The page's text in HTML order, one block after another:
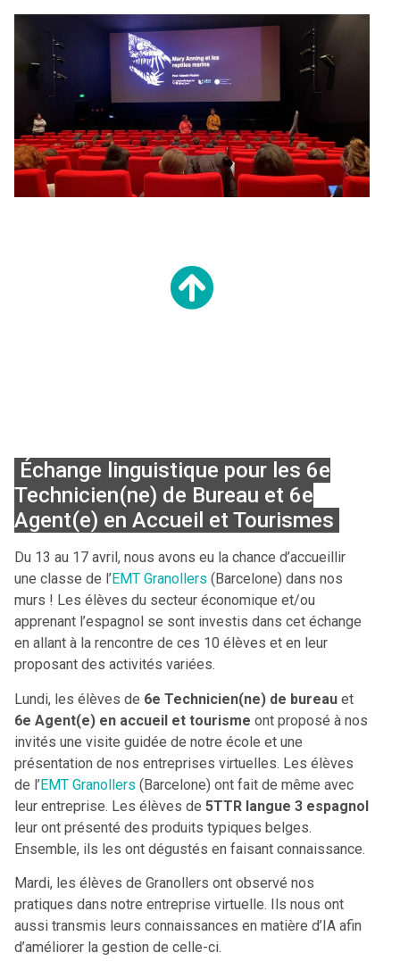
Échange linguistique pour les 6e
Technicien(ne) de Bureau et 6e
Agent(e) en Accueil et Tourismes
Du 13 au 17 avril, nous avons eu la chance d’accueillir
une classe de l’EMT Granollers (Barcelone) dans nos
murs ! Les élèves du secteur économique et/ou
apprenant l’espagnol se sont investis dans cet échange
en allant à la rencontre de ces 10 élèves et en leur
proposant des activités variées.
Lundi, les élèves de 6e Technicien(ne) de bureau et
6e Agent(e) en accueil et tourisme ont proposé à nos
invités une visite guidée de notre école et une
présentation de nos entreprises virtuelles. Les élèves
de l’EMT Granollers (Barcelone) ont fait de même avec
leur entreprise. Les élèves de 5TTR langue 3 espagnol
leur ont présenté des produits typiques belges.
Ensemble, ils les ont dégustés en faisant connaissance.
Mardi, les élèves de Granollers ont observé nos
pratiques dans notre entreprise virtuelle. Ils nous ont
aussi transmis leurs connaissances en matière d’IA afin
d’améliorer la gestion de celle-ci.